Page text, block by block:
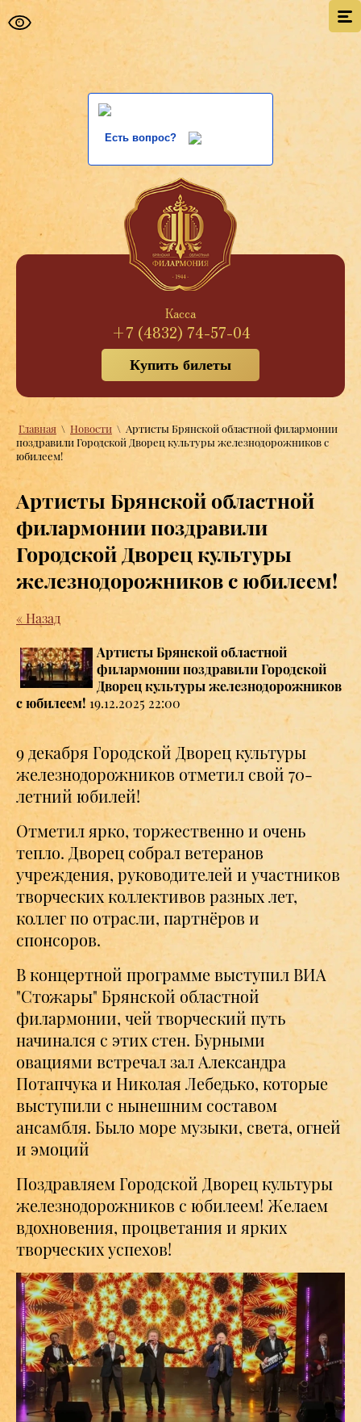
Есть вопрос?
Касса
+7 (4832) 74-57-04
Купить билеты
Главная \ Новости \ Артисты Брянской областной филармонии
поздравили Городской Дворец культуры железнодорожников с
юбилеем!
Артисты Брянской областной
филармонии поздравили
Городской Дворец культуры
железнодорожников с юбилеем!
« Назад
Артисты Брянской областной
филармонии поздравили Городской
Дворец культуры железнодорожников
с юбилеем! 19.12.2025 22:00
9 декабря Городской Дворец культуры
железнодорожников отметил свой 70-
летний юбилей!
Отметил ярко, торжественно и очень
тепло. Дворец собрал ветеранов
учреждения, руководителей и участников
творческих коллективов разных лет,
коллег по отрасли, партнёров и
спонсоров.
В концертной программе выступил ВИА
"Стожары" Брянской областной
филармонии, чей творческий путь
начинался с этих стен. Бурными
овациями встречал зал Александра
Потапчука и Николая Лебедько, которые
выступили с нынешним составом
ансамбля. Было море музыки, света, огней
и эмоций
Поздравляем Городской Дворец культуры
железнодорожников с юбилеем! Желаем
вдохновения, процветания и ярких
творческих успехов!